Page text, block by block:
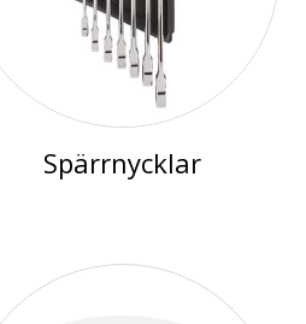
Spärrnycklar